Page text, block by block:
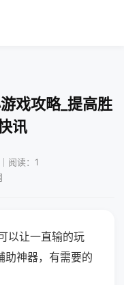
戏攻略_提高胜
讯
阅读：1
以让一直输的玩
助神器，有需要的